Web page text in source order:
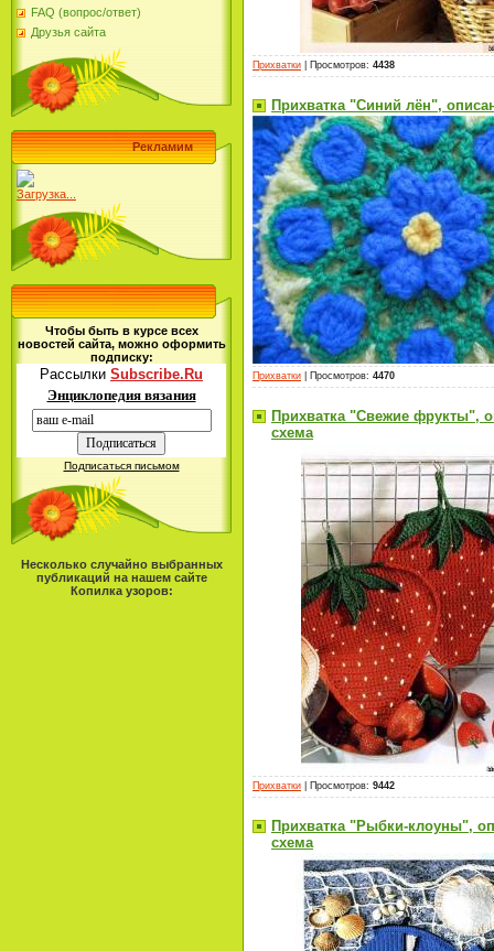
FAQ (вопрос/ответ)
Друзья сайта
Рекламим
Загрузка...
Чтобы быть в курсе всех
новостей сайта, можно оформить
подписку:
Рассылки Subscribe.Ru
Энциклопедия вязания
Подписаться письмом
Несколько случайно выбранных
публикаций на нашем сайте
Копилка узоров:
Прихватки Просмотров: 4438
Прихватка "Синий лён",
Прихватки Просмотров: 4470
Прихватка "Свежие фрукты",
схема
Прихватки Просмотров: 9442
Прихватка "Рыбки-клоуны",
схема